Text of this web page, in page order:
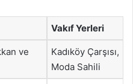
Vakıf Yerleri
ve
Kadıköy Çarşısı,
Moda Sahili